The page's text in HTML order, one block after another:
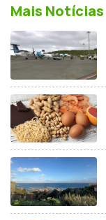
Mais Notícias